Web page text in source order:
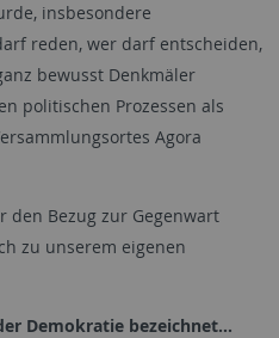
insbesondere
reden, wer darf entscheiden,
bewusst Denkmäler
politischen Prozessen als
Agora
den Bezug zur Gegenwart
zu unserem eigenen
Demokratie bezeichnet…